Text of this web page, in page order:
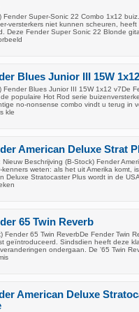
Fender Super-Sonic 22 Combo 1x12
versterkers niet kunnen scheuren,
Deze Fender Super Sonic 22 Blonde
Blues Junior III 15W
Fender Blues Junior III 15W 1x12 v7De
populaire Hot Rod serie
no-nonsense combo vindt u terug in
kle
American Deluxe Strat
Beschrijving (B-Stock) Fender
kenners weten: als het uit Amerika komt,
Deluxe Stratocaster Plus wordt in de
65 Twin Reverb
Fender 65 Twin ReverbDe Fender Twin
geïntroduceerd. Sindsdien heeft deze
ondergaan. De ’65 Twin
American Deluxe